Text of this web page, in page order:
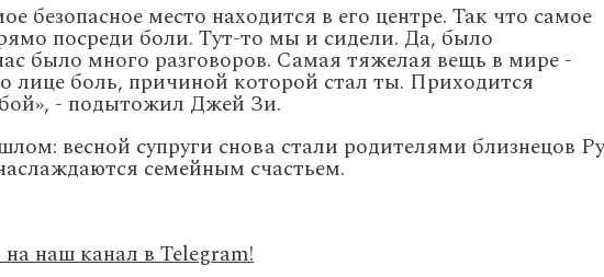
безопасное место находится в его центре. Так что самое
посреди боли. Тут-то мы и сидели. Да, было
было много разговоров. Самая тяжелая вещь в мире -
лице боль, причиной которой стал ты. Приходится
- подытожил Джей Зи.
весной супруги снова стали родителями близнецов
семейным счастьем.
наш канал в Telegram!